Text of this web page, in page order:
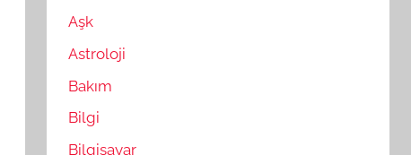
Aşk
Astroloji
Bakım
Bilgi
Bilgisayar